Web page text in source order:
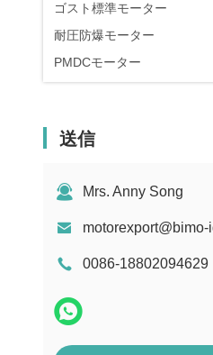
ゴスト標準モーター
耐圧防爆モーター
PMDCモーター
送信
Mrs. Anny Song
motorexport@bimo-
0086-18802094629